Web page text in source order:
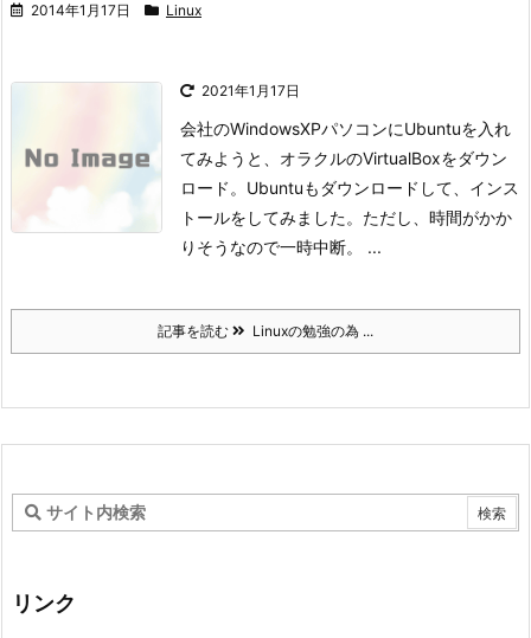
2014年1月17日 Linux
2021年1月17日
会社のWindowsXPパソコンにUbuntuを入れ
てみようと、オラクルのVirtualBoxをダウン
ロード。 Ubuntuもダウンロードして、インス
トールをしてみました。 ただし、時間がかか
りそうなので一時中断。 ...
記事を読む Linuxの勉強の為 ...
リンク